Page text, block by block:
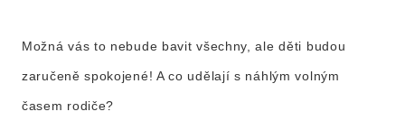
Možná vás to nebude bavit všechny, ale děti budou
zaručeně spokojené! A co udělají s náhlým volným
časem rodiče?